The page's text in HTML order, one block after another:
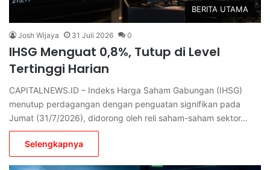
BERITA UTAMA
Josh Wijaya 31 Juli 2026 0
IHSG Menguat 0,8%, Tutup di Level
Tertinggi Harian
CAPITALNEWS.ID – Indeks Harga Saham Gabungan (IHSG)
menutup perdagangan dengan penguatan signifikan pada
Jumat (31/7/2026), didorong oleh reli saham-saham sektor…
Selengkapnya